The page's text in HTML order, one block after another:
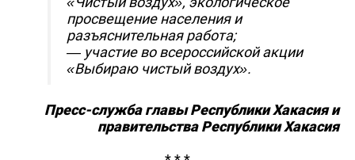
просвещение населения и
разъяснительная работа;
— участие во всероссийской акции
«Выбираю чистый воздух».
Пресс-служба главы Республики Хакасия и
правительства Республики Хакасия